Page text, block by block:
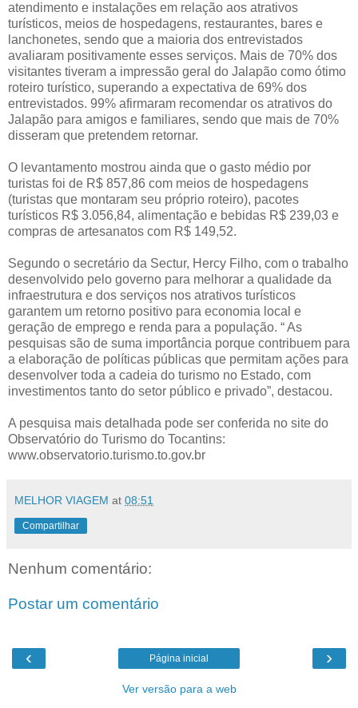
atendimento e instalações em relação aos atrativos
turísticos, meios de hospedagens, restaurantes, bares e
lanchonetes, sendo que a maioria dos entrevistados
avaliaram positivamente esses serviços. Mais de 70% dos
visitantes tiveram a impressão geral do Jalapão como ótimo
roteiro turístico, superando a expectativa de 69% dos
entrevistados. 99% afirmaram recomendar os atrativos do
Jalapão para amigos e familiares, sendo que mais de 70%
disseram que pretendem retornar.
O levantamento mostrou ainda que o gasto médio por
turistas foi de R$ 857,86 com meios de hospedagens
(turistas que montaram seu próprio roteiro), pacotes
turísticos R$ 3.056,84, alimentação e bebidas R$ 239,03 e
compras de artesanatos com R$ 149,52.
Segundo o secretário da Sectur, Hercy Filho, com o trabalho
desenvolvido pelo governo para melhorar a qualidade da
infraestrutura e dos serviços nos atrativos turísticos
garantem um retorno positivo para economia local e
geração de emprego e renda para a população. “ As
pesquisas são de suma importância porque contribuem para
a elaboração de políticas públicas que permitam ações para
desenvolver toda a cadeia do turismo no Estado, com
investimentos tanto do setor público e privado”, destacou.
A pesquisa mais detalhada pode ser conferida no site do
Observatório do Turismo do Tocantins:
www.observatorio.turismo.to.gov.br
MELHOR VIAGEM at 08:51
Compartilhar
Nenhum comentário:
Postar um comentário
‹ ›
Página inicial
Ver versão para a web